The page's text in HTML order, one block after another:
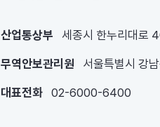
산업통상부 세종시 한누리대로
무역안보관리원 서울특별시 강
대표전화 02-6000-6400